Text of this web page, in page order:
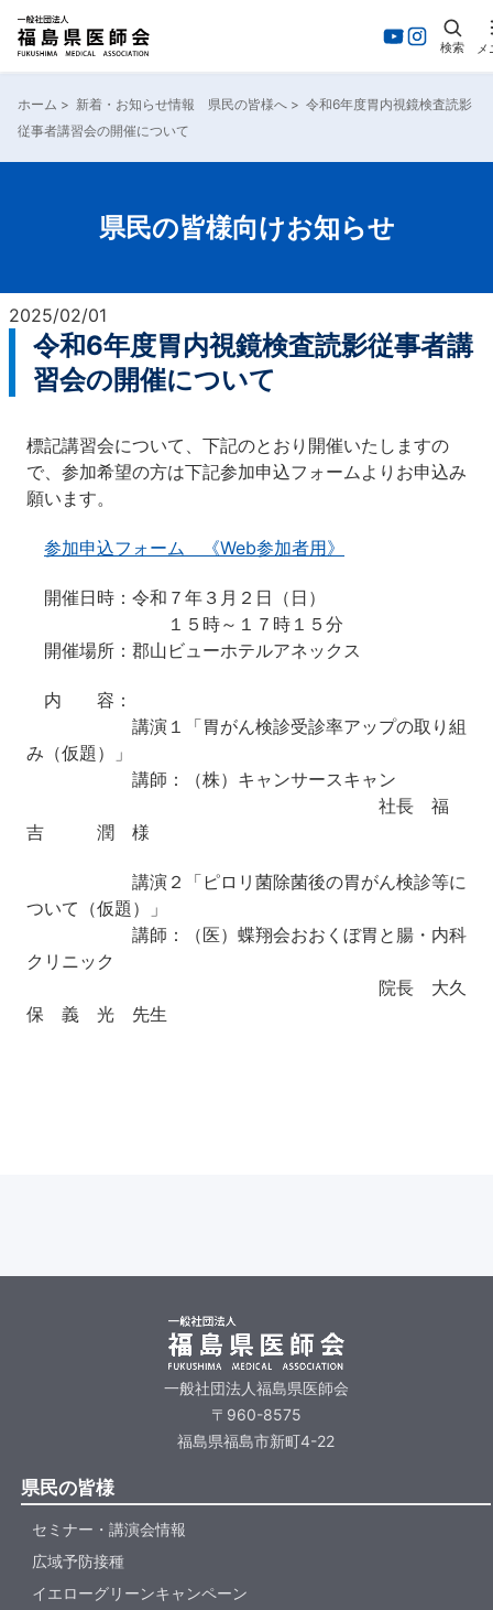
検索 メ
ホーム > 新着・お知らせ情報 県民の皆様へ > 令和6年度胃内視鏡検査読影
従事者講習会の開催について
県民の皆様向けお知らせ
2025/02/01
令和6年度胃内視鏡検査読影従事者講
習会の開催について
標記講習会について、下記のとおり開催いたしますの
で、参加希望の方は下記参加申込フォームよりお申込み
願います。
参加申込フォーム 《Web参加者用》
開催日時：令和７年３月２日（日）
１５時～１７時１５分
開催場所：郡山ビューホテルアネックス
内 容：
講演１「胃がん検診受診率アップの取り組
み（仮題）」
講師：（株）キャンサースキャン
社長 福
吉 潤 様
講演２「ピロリ菌除菌後の胃がん検診等に
ついて（仮題）」
講師：（医）蝶翔会おおくぼ胃と腸・内科
クリニック
院長 大久
保 義 光 先生
一般社団法人福島県医師会
〒960-8575
福島県福島市新町4-22
県民の皆様
セミナー・講演会情報
広域予防接種
イエローグリーンキャンペーン